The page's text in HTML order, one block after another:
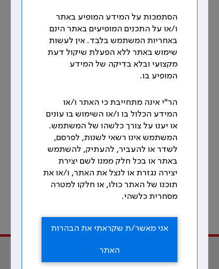
הסכם קיבוצי מיום 22.11.2007, ס' 16
תוצאות הסכם הבוררות מיום 13.7.00 (המתנהל בימים
אלו) יאומצו ויהוו חלק בלתי נפרד מהסכם קיבוצי זה.
תחול על המעביד החדש באופן רטרואקטיבי לרבות כל
תשלום, פיצוי, תוספות, מענקים ו/או כל גמול אחר
מבחינת החוב הכספי ולרופאים לא תהיה כל תביעת חוב
כלפי המעסיק החדש בגין חוב עבר זה.
מתוך 213 עמודים
הסתמכות על המידע המופיע באתר
ו/או על התכנים המופיעים באתר הינם
באחריות המשתמש בלבד. אין לעשות
שימוש באתר ללא הפעלת שיקול דעת
מקצועי ובלא בדיקה של המידע
המופיע בו.
הר"י אינה מתחייבת כי האתר ו/או
המידע הכלול בו ו/או השימוש בו עונים
או יענו על צורך כלשהו של המשתמש.
המשתמש אינו רשאי לשנות, לפרסם,
לשדר או להעביר, להעתיק, להשתמש
באתר או בכל חלק ממנו לשם יצירת
יצירה נגזרת או לנצל את האתר, ו/או את
תוכנו של האתר כולו, או חלקו למטרה
מסחרית כלשהי.
אני מאשר/ת שקראתי את הבהרות
האתר